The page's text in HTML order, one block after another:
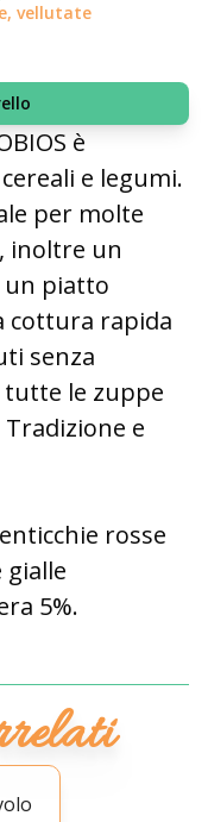
vellutate
è
e legumi.
per molte
inoltre un
un piatto
cottura rapida
senza
tutte le zuppe
Tradizione e
rosse
gialle
5%.